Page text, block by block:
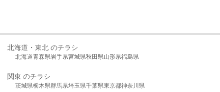
北海道・東北 のチラシ
北海道青森県岩手県宮城県秋田県山形県福島県
関東 のチラシ
茨城県栃木県群馬県埼玉県千葉県東京都神奈川県